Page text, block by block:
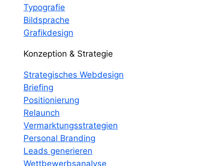
Typografie
Bildsprache
Grafikdesign
Konzeption & Strategie
Strategisches Webdesign
Briefing
Positionierung
Relaunch
Vermarktungsstrategien
Personal Branding
Leads generieren
Wettbewerbsanalyse